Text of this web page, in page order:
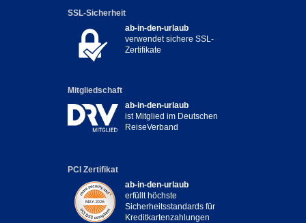
SSL-Sicherheit
ab-in-den-urlaub
verwendet sichere SSL-
Zertifikate
Mitgliedschaft
ab-in-den-urlaub
ist Mitglied im Deutschen
ReiseVerband
PCI Zertifikat
ab-in-den-urlaub
erfüllt höchste
Sicherheitsstandards für
Kreditkartenzahlungen